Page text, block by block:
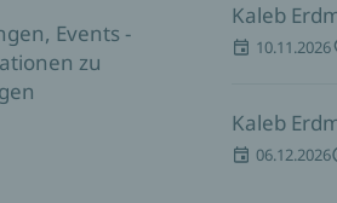
Events -
zu
Kaleb
10.11.2026
Kaleb
06.12.2026